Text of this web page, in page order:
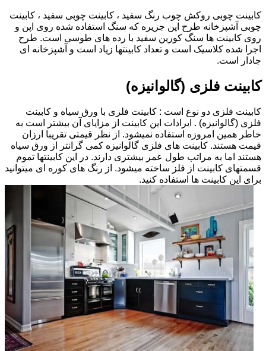
کابینت چوبی روکش چوب رنگ سفید ، کابینت چوبی سفید ، کابینت
چوبی آشپزخانه طرح اپن جزیره که سنگ استفاده شده روی اپن و
روی کابینت ها سنگ کورین سفید با رده های طوسی است. طرح
اجرا شده کلاسیک است و تعداد کابینتها زیاد است و آشپزخانه ای
جادار است.
کابینت فلزی (گالوانیزه)
کابینت فلزی دو نوع است : کابینت فلزی با ورق سیاه و کابینت
فلزی (گالوانیزه) . ایرادات این کابینت از مزایای آن بیشتر است به
خاطر همین امروزه استفاده نمیشود. از نظر قیمتی تقریبا ارزان
قیمت هستند. کابینت های فلزی گالوانیزه کمی گرانتر از ورق سیاه
هستند اما به مراتب طول عمر بیشتری دارند. در این کابینتها تموم
قسمتهای کابینت از فلز ساخته میشود. از رنگ های کوره ای میتوانید
برای این کابینت ها استفاده کنید.